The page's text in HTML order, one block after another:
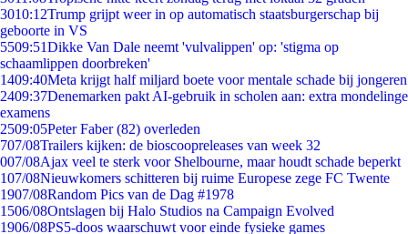
3010:12Trump grijpt weer in op automatisch staatsburgerschap bij
geboorte in VS
5509:51Dikke Van Dale neemt 'vulvalippen' op: 'stigma op
schaamlippen doorbreken'
1409:40Meta krijgt half miljard boete voor mentale schade bij jongeren
2409:37Denemarken pakt AI-gebruik in scholen aan: extra mondelinge
examens
2509:05Peter Faber (82) overleden
707/08Trailers kijken: de bioscoopreleases van week 32
007/08Ajax veel te sterk voor Shelbourne, maar houdt schade beperkt
107/08Nieuwkomers schitteren bij ruime Europese zege FC Twente
1907/08Random Pics van de Dag #1978
1506/08Ontslagen bij Halo Studios na Campaign Evolved
1906/08PS5-doos waarschuwt voor einde fysieke games